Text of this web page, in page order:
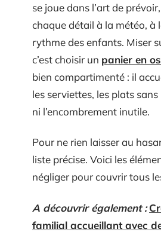
se joue dans l’art de
chaque détail à la météo, à
rythme des enfants. Miser
c’est choisir un panier en
bien compartimenté : il
les serviettes, les plats
ni l’encombrement inutile.
Pour ne rien laisser au
liste précise. Voici les
négliger pour couvrir tous
A découvrir également :
familial accueillant avec